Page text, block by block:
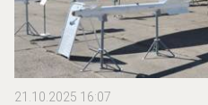
21.10.2025 16:07